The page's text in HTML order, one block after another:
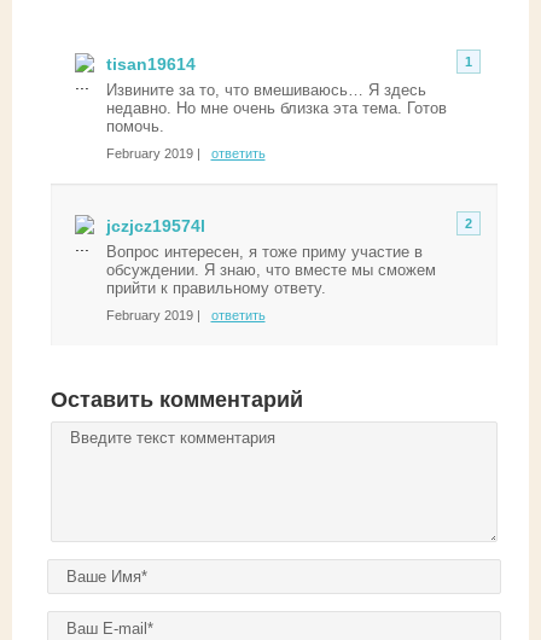
1
tisan19614
Извините за то, что вмешиваюсь… Я здесь
недавно. Но мне очень близка эта тема. Готов
помочь.
February 2019 | ответить
2
jczjcz19574l
Вопрос интересен, я тоже приму участие в
обсуждении. Я знаю, что вместе мы сможем
прийти к правильному ответу.
February 2019 | ответить
Оставить комментарий
Комментарий*
Ваше имя*
E-mail *